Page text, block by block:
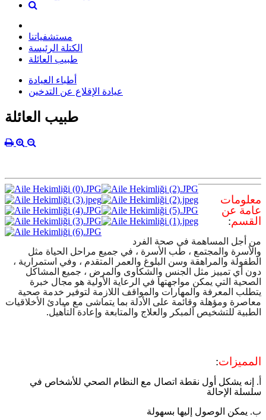
مستشفياتنا
الكتلة الرئيسة
طبيب العائلة
أطباء العيادة
عيادة الإقلاع عن التدخين
طبيب العائلة
معلومات
عامة عن
القسم:
من أجل المساهمة في صحة الفرد
والأسرة والمجتمع ، طب الأسرة ، في جميع مراحل الحياة مثل
الطفولة والمراهقة وسن البلوغ والعمر المتقدم ، وفي استمرارية ،
دون أي تمييز مثل الجنس والشكاوى والمرض ، جميع المشاكل
الصحية التي يمكن مواجهتها في الرعاية الأولية هو مجال خبرة
يتطلب المعرفة والمهارات والمواقف اللازمة لتوفير خدمة صحية
معاصرة ومؤهلة وقائمة على الأدلة بما يتماشى مع مبادئ الأخلاقيات
الطبية للتشخيص المبكر والعلاج والمتابعة وإعادة التأهيل.
المميزات:
. إنه يشكل أول نقطة اتصال مع النظام الصحي للأشخاص في
سلسلة الإحالة
ب. يمكن الوصول إليها بسهولة